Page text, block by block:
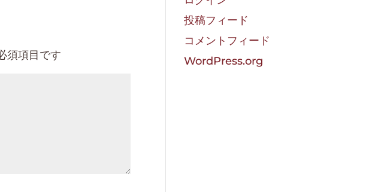
須項目です
投稿フィード
コメントフィード
WordPress.org